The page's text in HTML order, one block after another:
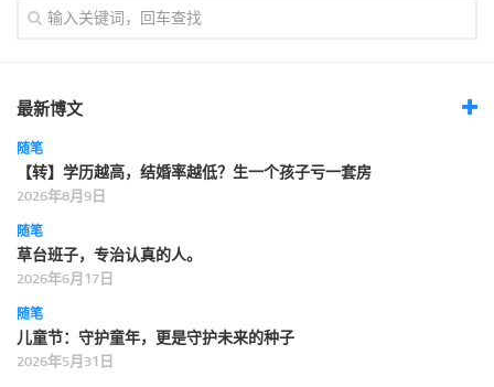
友情链接
最新博文
随笔
【转】学历越高，结婚率越低？生一个孩子亏一套房
2026年8月9日
随笔
草台班子，专治认真的人。
2026年6月17日
随笔
儿童节：守护童年，更是守护未来的种子
2026年5月31日